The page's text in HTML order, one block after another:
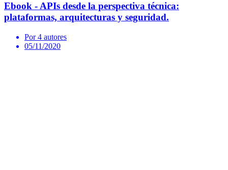
Ebook - APIs desde la perspectiva técnica:
plataformas, arquitecturas y seguridad.
Por 4 autores
05/11/2020